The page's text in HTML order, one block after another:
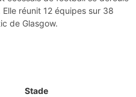
réunit 12 équipes sur 38
de Glasgow.
Stade